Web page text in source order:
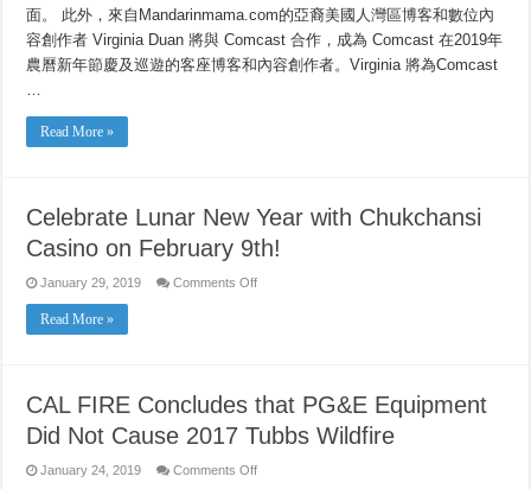
面。 此外，來自Mandarinmama.com的亞裔美國人灣區博客和數位內
容創作者 Virginia Duan 將與 Comcast 合作，成為 Comcast 在2019年
農曆新年節慶及巡遊的客座博客和內容創作者。Virginia 將為Comcast
…
Read More »
Celebrate Lunar New Year with Chukchansi
Casino on February 9th!
January 29, 2019 Comments Offon
on
February
9th!
Read More »
CAL FIRE Concludes that PG&E Equipment
Did Not Cause 2017 Tubbs Wildfire
January 24, 2019 Comments Offon